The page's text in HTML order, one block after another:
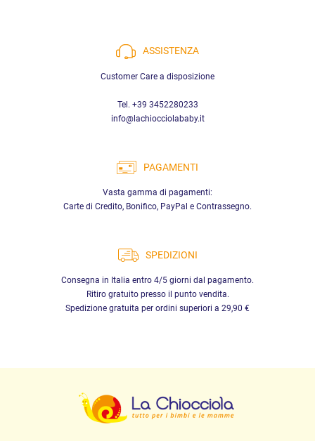
ASSISTENZA
Customer Care a disposizione
Tel. +39 3452280233
info@lachiocciolababy.it
PAGAMENTI
Vasta gamma di pagamenti:
Carte di Credito, Bonifico, PayPal e Contrassegno.
SPEDIZIONI
Consegna in Italia entro 4/5 giorni dal pagamento.
Ritiro gratuito presso il punto vendita.
Spedizione gratuita per ordini superiori a 29,90 €